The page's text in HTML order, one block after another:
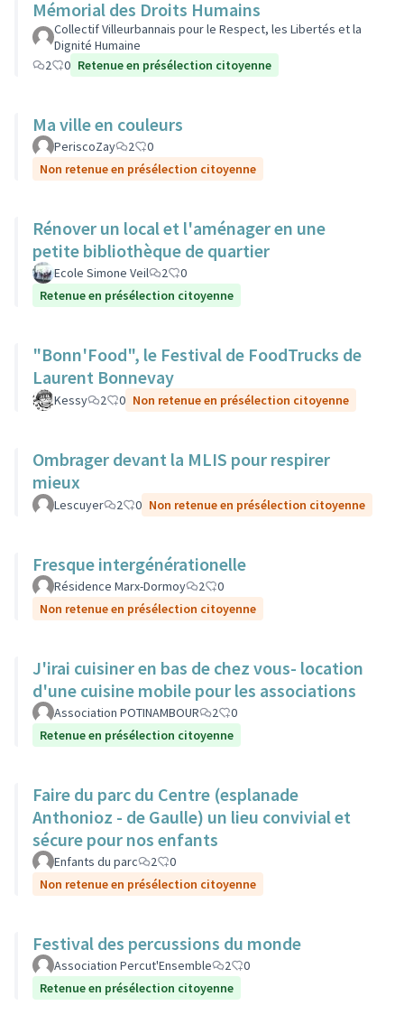
Mémorial des Droits Humains
Collectif Villeurbannais pour le Respect, les Libertés et la
Dignité Humaine
2
0 Retenue en présélection citoyenne
Ma ville en couleurs
PeriscoZay 2
0
Non retenue en présélection citoyenne
Rénover un local et l'aménager en une
petite bibliothèque de quartier
Ecole Simone Veil 2
0
Retenue en présélection citoyenne
"Bonn'Food", le Festival de FoodTrucks de
Laurent Bonnevay
Kessy 2 0 Non retenue en présélection citoyenne
Ombrager devant la MLIS pour respirer
mieux
Lescuyer 2 0 Non retenue en présélection citoyenne
Fresque intergénérationelle
Résidence Marx-Dormoy 2
0
Non retenue en présélection citoyenne
J'irai cuisiner en bas de chez vous- location
d'une cuisine mobile pour les associations
Association POTINAMBOUR 2
0
Retenue en présélection citoyenne
Faire du parc du Centre (esplanade
Anthonioz - de Gaulle) un lieu convivial et
sécure pour nos enfants
Enfants du parc 2
0
Non retenue en présélection citoyenne
Festival des percussions du monde
Association Percut'Ensemble 2
0
Retenue en présélection citoyenne